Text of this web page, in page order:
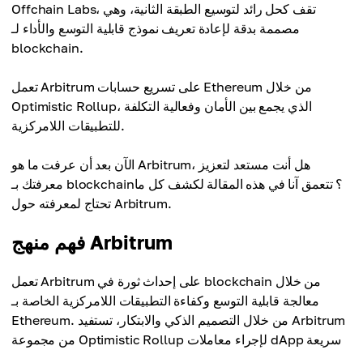
Offchain Labs، تقف كحل رائد لتوسيع الطبقة الثانية، وهي
مصممة بدقة لإعادة تعريف نموذج قابلية التوسع والأداء لـ
blockchain.
تعمل Arbitrum على تسريع حسابات Ethereum من خلال
Optimistic Rollup، الذي يجمع بين الأمان وفعالية التكلفة
للتطبيقات اللامركزية.
الآن بعد أن عرفت ما هو Arbitrum، هل أنت مستعد لتعزيز
معرفتك بـ blockchain؟ تتعمق آنا في هذه المقالة لكشف كل ما
تحتاج لمعرفته حول Arbitrum.
فهم منهج Arbitrum
تعمل Arbitrum على إحداث ثورة في blockchain من خلال
معالجة قابلية التوسع وكفاءة التطبيقات اللامركزية الخاصة بـ
Ethereum. من خلال التصميم الذكي والابتكار، تستفيد Arbitrum
من مجموعة Optimistic Rollup لإجراء معاملات dApp سريعة